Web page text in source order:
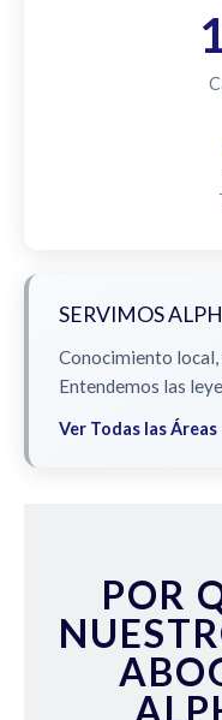
SERVIMOS
Conocimiento
Entendemos las
Ver Todas las
POR